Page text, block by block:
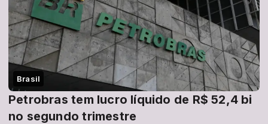
Brasil
Petrobras tem lucro líquido de R$ 52,4 bi
no segundo trimestre